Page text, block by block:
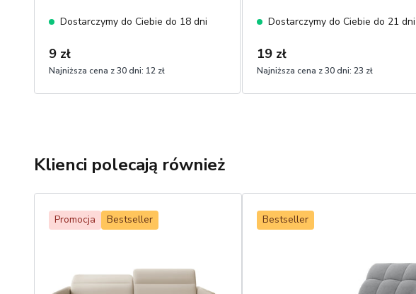
Dostarczymy do Ciebie do 18 dni
9 zł
Najniższa cena z 30 dni: 12 zł
Dostarczymy do Ciebie do 21 dni
19 zł
Najniższa cena z 30 dni: 23 zł
Klienci polecają również
Promocja Bestseller Bestseller